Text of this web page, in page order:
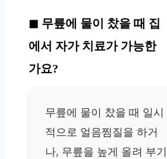
무릎에 물이 찼을 때 집
에서 자가 치료가 가능한
가요?
무릎에 물이 찼을 때 일시
적으로 얼음찜질을 하거
나, 무릎을 높게 올려 부기